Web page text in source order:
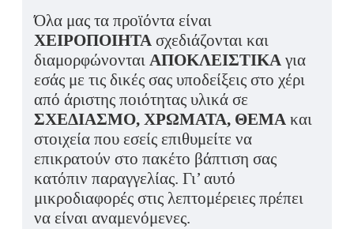
Όλα μας τα προϊόντα είναι
ΧΕΙΡΟΠΟΙΗΤΑ σχεδιάζονται και
διαμορφώνονται ΑΠΟΚΛΕΙΣΤΙΚΑ για
εσάς με τις δικές σας υποδείξεις στο χέρι
από άριστης ποιότητας υλικά σε
ΣΧΕΔΙΑΣΜΟ, ΧΡΩΜΑΤΑ, ΘΕΜΑ και
στοιχεία που εσείς επιθυμείτε να
επικρατούν στο πακέτο βάπτιση σας
κατόπιν παραγγελίας. Γι’ αυτό
μικροδιαφορές στις λεπτομέρειες πρέπει
να είναι αναμενόμενες.